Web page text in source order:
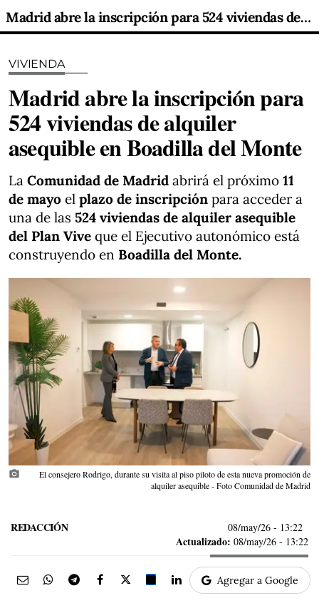
Madrid abre la inscripción para 524 viviendas de alquiler asequible en Boadilla del Monte
VIVIENDA
Madrid abre la inscripción para
524 viviendas de alquiler
asequible en Boadilla del Monte
La Comunidad de Madrid abrirá el próximo 11
de mayo el plazo de inscripción para acceder a
una de las 524 viviendas de alquiler asequible
del Plan Vive que el Ejecutivo autonómico está
construyendo en Boadilla del Monte.
photo_camera
El consejero Rodrigo, durante su visita al piso piloto de esta nueva promoción de
alquiler asequible - Foto Comunidad de Madrid
REDACCIÓN 08/may/26 - 13:22
Actualizado: 08/may/26 - 13:22
Agregar a Google